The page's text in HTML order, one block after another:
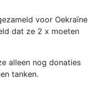
voor Oekraïne
dat ze 2 x moeten
alleen nog donaties
tanken.